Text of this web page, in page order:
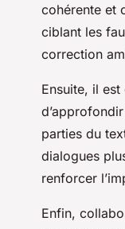
cohérente et
ciblant les
correction
Ensuite, il
parties du
dialogues
renforcer
Enfin,